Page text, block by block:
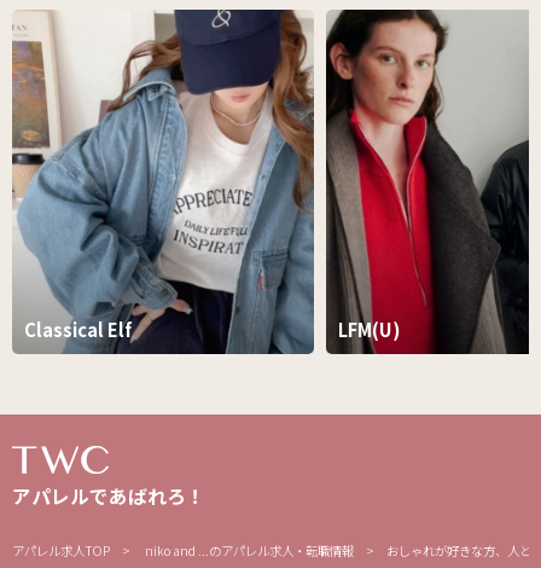
Classical Elf LFM(U)
アパレルであばれろ！
アパレル求人TOP niko and ...のアパレル求人・転職情報 おしゃれが好きな方、人と